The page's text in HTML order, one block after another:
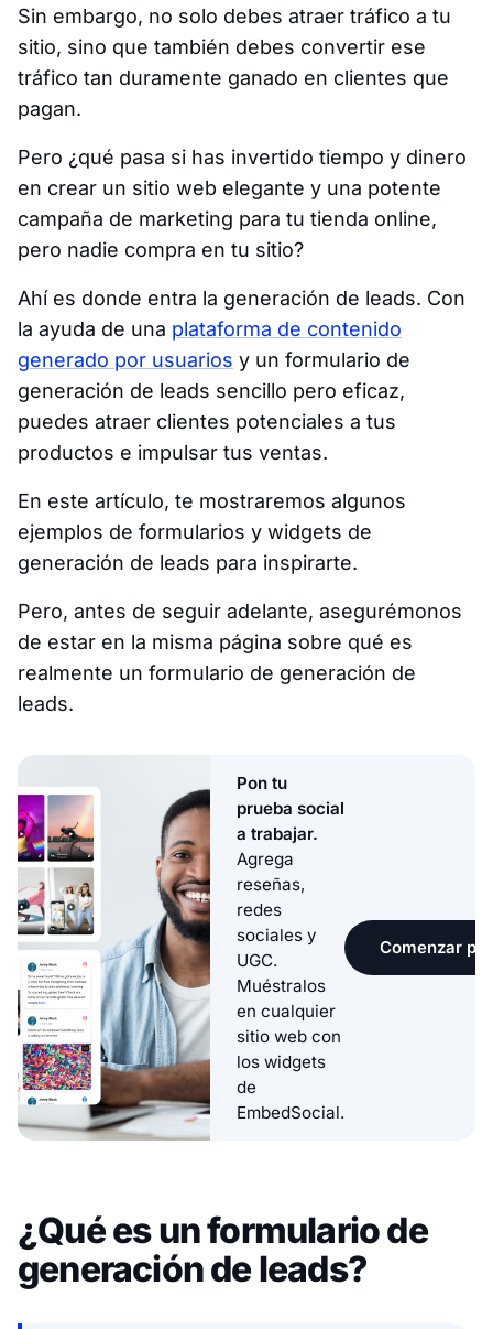
Sin embargo, no solo debes atraer tráfico a tu
sitio, sino que también debes convertir ese
tráfico tan duramente ganado en clientes que
pagan.
Pero ¿qué pasa si has invertido tiempo y dinero
en crear un sitio web elegante y una potente
campaña de marketing para tu tienda online,
pero nadie compra en tu sitio?
Ahí es donde entra la generación de leads. Con
la ayuda de una plataforma de contenido
generado por usuarios y un formulario de
generación de leads sencillo pero eficaz,
puedes atraer clientes potenciales a tus
productos e impulsar tus ventas.
En este artículo, te mostraremos algunos
ejemplos de formularios y widgets de
generación de leads para inspirarte.
Pero, antes de seguir adelante, asegurémonos
de estar en la misma página sobre qué es
realmente un formulario de generación de
leads.
Pon tu
prueba social
a trabajar.
Agrega
reseñas,
redes
sociales y
UGC.
Muéstralos
en cualquier
sitio web con
los widgets
de
EmbedSocial.
Comenzar
¿Qué es un formulario de
generación de leads?